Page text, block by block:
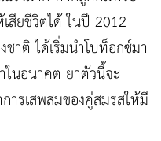
สียชีวิตได้ ในปี 2012
าติ ได้เริ่มนำโบท็อกซ์มา
ในอนาคต ยาตัวนี้จะ
ารเสพสมของคู่สมรสให้มี